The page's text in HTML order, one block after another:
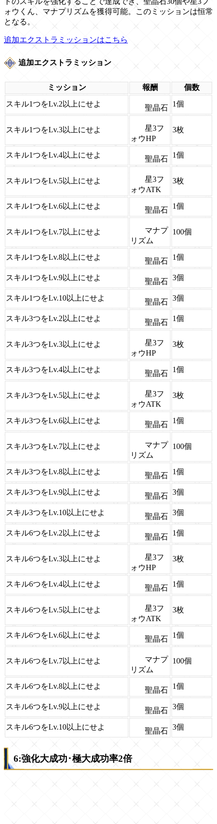
ォウくん、マナプリズムを獲得可能。このミッションは恒常
となる。
追加エクストラミッションはこちら
追加エクストラミッション
ミッション 報酬
個数
スキル1つをLv.2以上にせよ
聖晶石 1個
スキル1つをLv.3以上にせよ
星3フ
ォウHP
3枚
スキル1つをLv.4以上にせよ 聖晶石 1個
スキル1つをLv.5以上にせよ
星3フ
ォウATK
3枚
スキル1つをLv.6以上にせよ 聖晶石 1個
スキル1つをLv.7以上にせよ
マナプ
リズム
100個
スキル1つをLv.8以上にせよ 聖晶石 1個
スキル1つをLv.9以上にせよ 聖晶石 3個
スキル1つをLv.10以上にせよ 聖晶石 3個
スキル3つをLv.2以上にせよ 聖晶石 1個
スキル3つをLv.3以上にせよ
星3フ
ォウHP
3枚
スキル3つをLv.4以上にせよ 聖晶石 1個
スキル3つをLv.5以上にせよ
星3フ
ォウATK
3枚
スキル3つをLv.6以上にせよ 聖晶石 1個
スキル3つをLv.7以上にせよ
マナプ
リズム
100個
スキル3つをLv.8以上にせよ 聖晶石 1個
スキル3つをLv.9以上にせよ 聖晶石 3個
スキル3つをLv.10以上にせよ 聖晶石 3個
スキル6つをLv.2以上にせよ 聖晶石 1個
スキル6つをLv.3以上にせよ
星3フ
ォウHP
3枚
スキル6つをLv.4以上にせよ 聖晶石 1個
スキル6つをLv.5以上にせよ
星3フ
ォウATK
3枚
スキル6つをLv.6以上にせよ 聖晶石 1個
スキル6つをLv.7以上にせよ
マナプ
リズム
100個
スキル6つをLv.8以上にせよ 聖晶石 1個
スキル6つをLv.9以上にせよ 聖晶石 3個
スキル6つをLv.10以上にせよ 聖晶石 3個
6:強化大成功･極大成功率2倍